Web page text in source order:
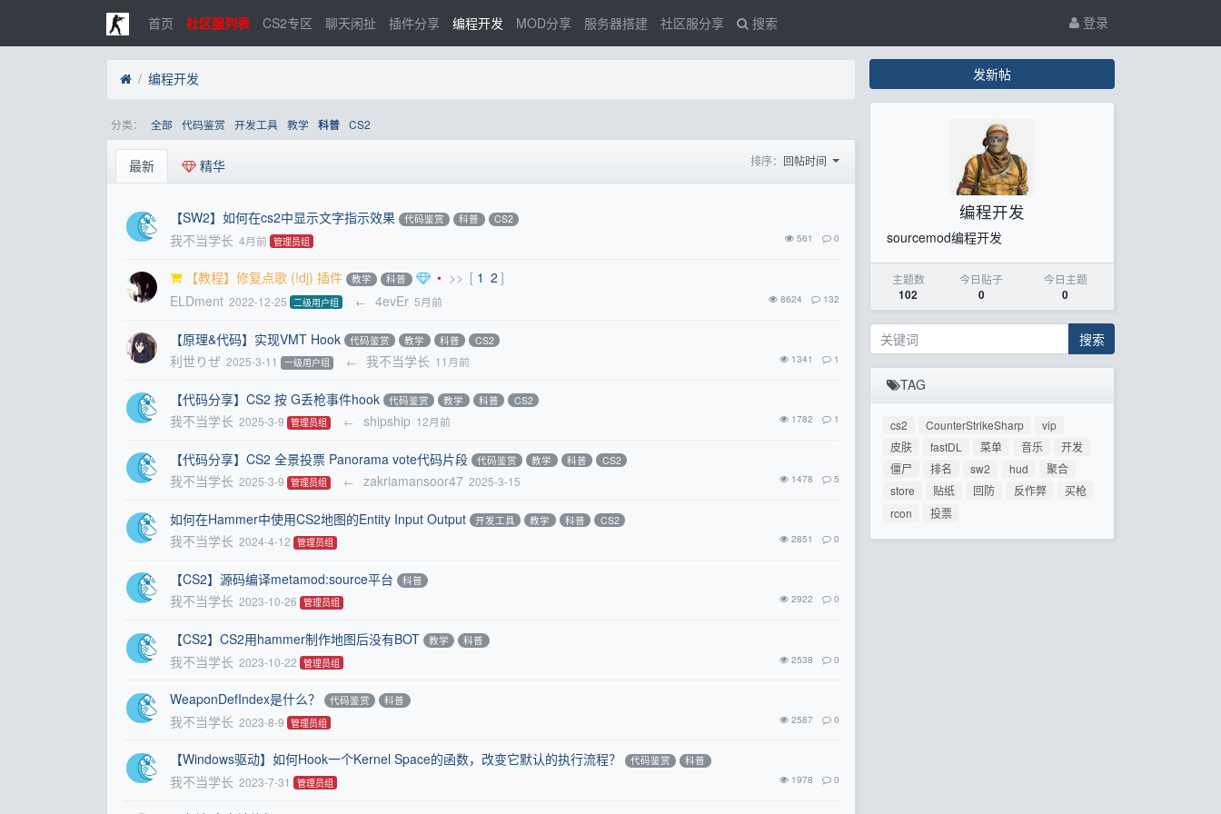
首页 社区服列表 CS2专区 聊天闲扯 插件分享 编程开发 MOD分享 服务器搭建 社区服分享 搜索 登录
编程开发
分类： 全部 代码鉴赏 开发工具 教学 科普 CS2
最新 精华 排序： 回帖时间
【SW2】如何在cs2中显示文字指示效果 代码鉴赏 科普 CS2
我不当学长 4月前 管理员组 561 0
【教程】修复点歌 (!dj) 插件 教学 科普 • >> [ 1 2 ]
ELDment 2022-12-25 二级用户组 ← 4evEr 5月前 8624 132
【原理&代码】实现VMT Hook 代码鉴赏 教学 科普 CS2
利世りぜ 2025-3-11 一级用户组 ← 我不当学长 11月前 1341 1
【代码分享】CS2 按 G丢枪事件hook 代码鉴赏 教学 科普 CS2
我不当学长 2025-3-9 管理员组 ← shipship 12月前 1782 1
【代码分享】CS2 全景投票 Panorama vote代码片段 代码鉴赏 教学 科普 CS2
我不当学长 2025-3-9 管理员组 ← zakriamansoor47 2025-3-15 1478 5
如何在Hammer中使用CS2地图的Entity Input Output 开发工具 教学 科普 CS2
我不当学长 2024-4-12 管理员组 2851 0
【CS2】源码编译metamod:source平台 科普
我不当学长 2023-10-26 管理员组 2922 0
【CS2】CS2用hammer制作地图后没有BOT 教学 科普
我不当学长 2023-10-22 管理员组 2538 0
WeaponDefIndex是什么？ 代码鉴赏 科普
我不当学长 2023-8-9 管理员组 2587 0
【Windows驱动】如何Hook一个Kernel Space的函数，改变它默认的执行流程？ 代码鉴赏 科普
我不当学长 2023-7-31 管理员组 1978 0
发新帖
编程开发
sourcemod编程开发
主题数
102
今日贴子
0
今日主题
0
搜索
TAG
cs2 CounterStrikeSharp
vip
皮肤
fastDL 菜单 音乐
开发
僵尸
排名 sw2 hud
聚合
store
贴纸 回防 反作弊
买枪
rcon
投票